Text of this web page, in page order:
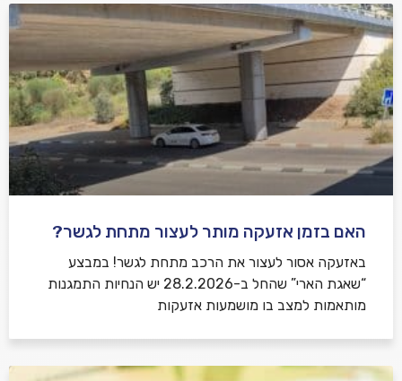
האם בזמן אזעקה מותר לעצור מתחת לגשר?
באזעקה אסור לעצור את הרכב מתחת לגשר! במבצע
“שאגת הארי” שהחל ב-28.2.2026 יש הנחיות התמגנות
מותאמות למצב בו מושמעות אזעקות